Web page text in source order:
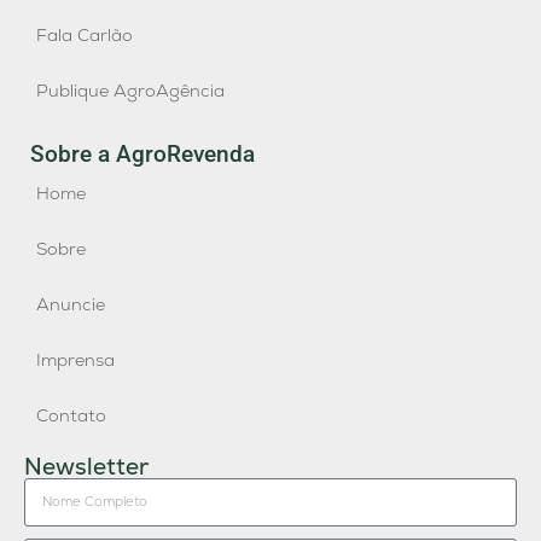
Fala Carlão
Publique AgroAgência
Sobre a AgroRevenda
Home
Sobre
Anuncie
Imprensa
Contato
Newsletter